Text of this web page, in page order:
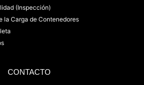
(Inspección)
la Carga de Contenedores
CONTACTO